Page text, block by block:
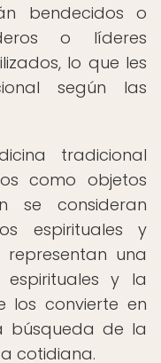
bendecidos o
o líderes
lo que les
según las
tradicional
como objetos
se consideran
espirituales y
representan una
y la
los convierte en
búsqueda de la
cotidiana.